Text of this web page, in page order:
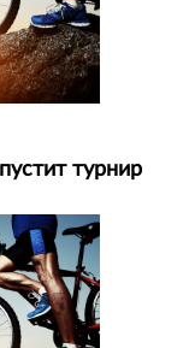
турнир